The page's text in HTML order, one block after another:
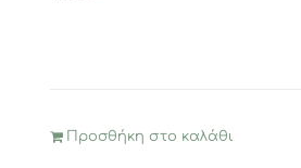
Προσθήκη στο καλάθι